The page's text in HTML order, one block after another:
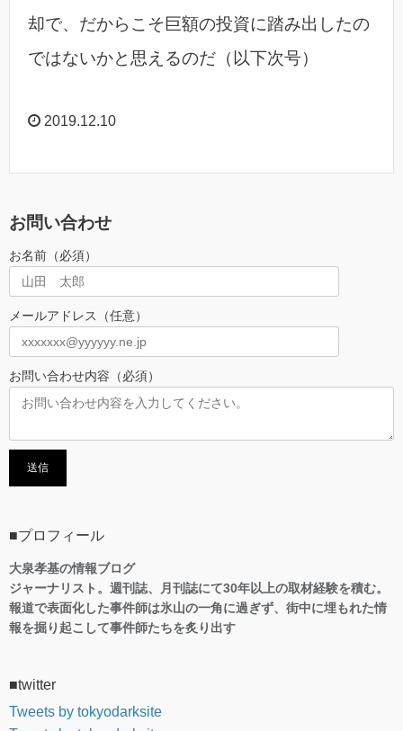
却で、だからこそ巨額の投資に踏み出したの
ではないかと思えるのだ（以下次号）
2019.12.10
お問い合わせ
お名前（必須）
メールアドレス（任意）
お問い合わせ内容（必須）
■プロフィール
大泉孝基の情報ブログ
ジャーナリスト。週刊誌、月刊誌にて30年以上の取材経験を積む。
報道で表面化した事件師は氷山の一角に過ぎず、街中に埋もれた情
報を掘り起こして事件師たちを炙り出す
■twitter
Tweets by tokyodarksite